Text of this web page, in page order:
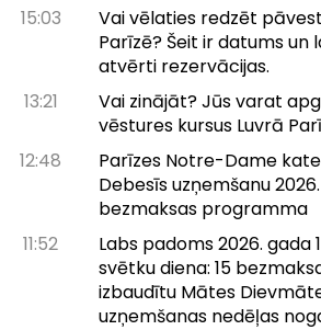
15:03
Vai vēlaties redzēt
Parīzē? Šeit ir datums un
atvērti rezervācijas.
13:21
Vai zinājāt? Jūs varat
vēstures kursus Luvrā
12:48
Parīzes Notre-Dame
Debesīs uzņemšanu
bezmaksas programma
11:52
Labs padoms 2026. gada
svētku diena: 15
izbaudītu Mātes
uzņemšanas nedēļas